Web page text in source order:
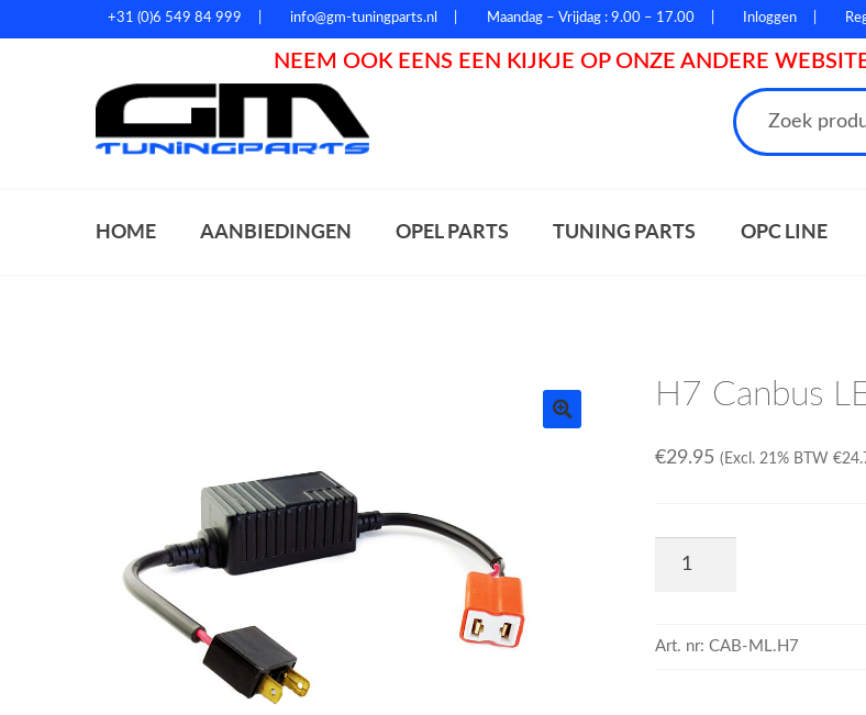
+31 (0)6 549 84 999 info@gm-tuningparts.nl Maandag – Vrijdag : 9.00 – 17.00 Inloggen
NEEM OOK EENS EEN KIJKJE OP ONZE ANDERE
HOME AANBIEDINGEN OPEL PARTS TUNING PARTS OPC LINE
H7 Canbus
€29.95 (Excl. 21% BTW €
Art. nr: CAB-ML.H7